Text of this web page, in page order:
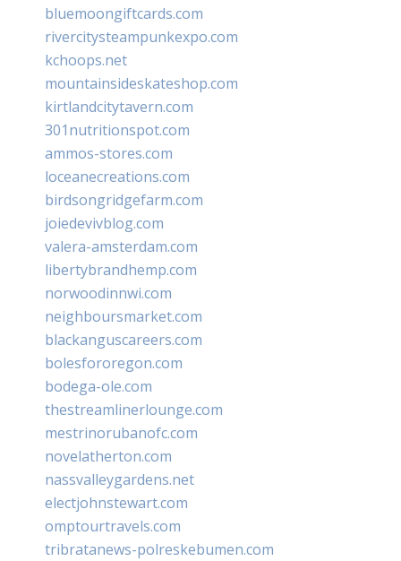
bluemoongiftcards.com
rivercitysteampunkexpo.com
kchoops.net
mountainsideskateshop.com
kirtlandcitytavern.com
301nutritionspot.com
ammos-stores.com
loceanecreations.com
birdsongridgefarm.com
joiedevivblog.com
valera-amsterdam.com
libertybrandhemp.com
norwoodinnwi.com
neighboursmarket.com
blackanguscareers.com
bolesfororegon.com
bodega-ole.com
thestreamlinerlounge.com
mestrinorubanofc.com
novelatherton.com
nassvalleygardens.net
electjohnstewart.com
omptourtravels.com
tribratanews-polreskebumen.com